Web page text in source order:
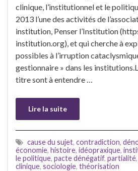
clinique, l’institutionnel et le
2013 l’une des activités de
institution, Penser l’Institution
institution.org), et qui cherche à
possibles à l’irruption
gestionnaire » dans les
titre sont à entendre …
Lire la suite
cause du sujet, contradiction,
économie, histoire, idéopraxique,
le politique, pacte dénégatif, partialité,
clinique, sociologie, théorisation